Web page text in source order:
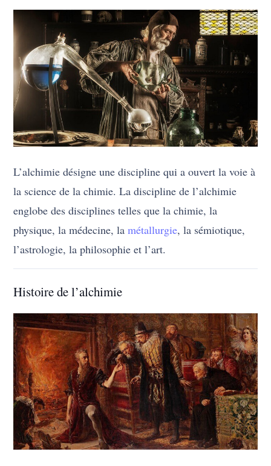
L’alchimie désigne une discipline qui a ouvert la voie à
la science de la chimie. La discipline de l’alchimie
englobe des disciplines telles que la chimie, la
physique, la médecine, lamétallurgie, la sémiotique,
l’astrologie, la philosophie et l’art.
Histoire de l’alchimie